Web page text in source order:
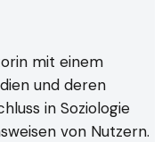
mit einem
und deren
in Soziologie
von Nutzern.